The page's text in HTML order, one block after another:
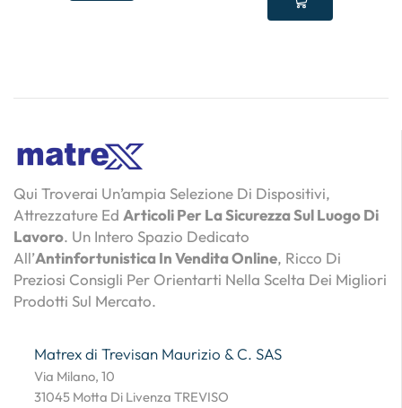
Qui Troverai Un’ampia Selezione Di Dispositivi,
Attrezzature Ed Articoli Per La Sicurezza Sul Luogo Di
Lavoro. Un Intero Spazio Dedicato
All’Antinfortunistica In Vendita Online, Ricco Di
Preziosi Consigli Per Orientarti Nella Scelta Dei Migliori
Prodotti Sul Mercato.
Matrex di Trevisan Maurizio & C. SAS
Via Milano, 10
31045 Motta Di Livenza TREVISO